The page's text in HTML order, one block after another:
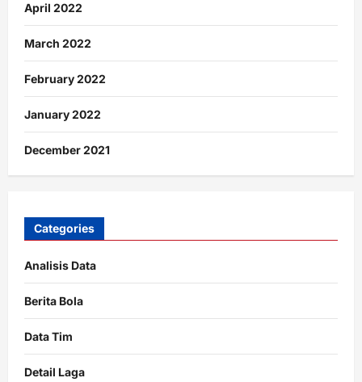
April 2022
March 2022
February 2022
January 2022
December 2021
Categories
Analisis Data
Berita Bola
Data Tim
Detail Laga